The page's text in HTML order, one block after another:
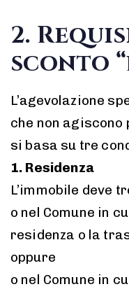
2.
sconto
L’agevolazione
che non
si basa su tre
1. Residenza
L’immobile deve
o nel Comune in
residenza o la
oppure
o nel Comune in